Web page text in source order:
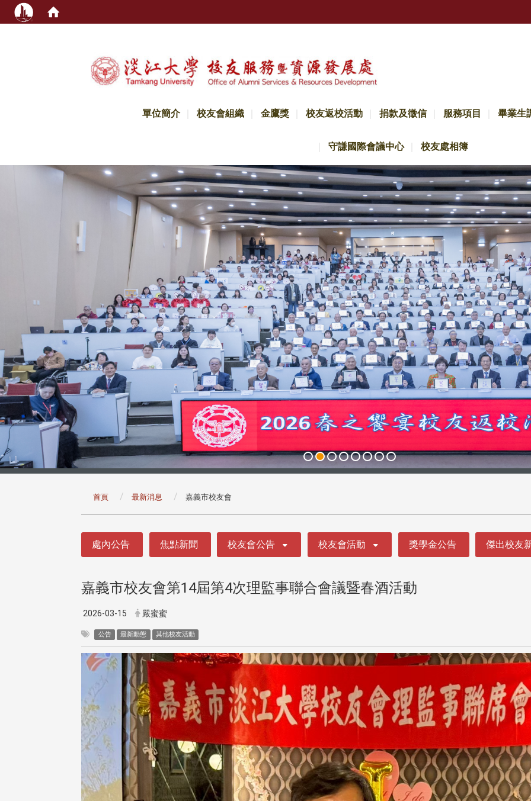
單位簡介 校友會組織 金鷹獎 校友返校活動 捐款及徵信 服務項目 畢業生
守謙國際會議中心 校友處相簿
首頁 最新消息 嘉義市校友會
處內公告 焦點新聞 校友會公告 校友會活動 獎學金公告 傑出校友
嘉義市校友會第14屆第4次理監事聯合會議暨春酒活動
2026-03-15 嚴蜜蜜
公告 最新動態 其他校友活動